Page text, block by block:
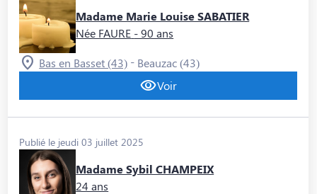
Madame Marie Louise SABATIER
Née FAURE - 90 ans
Bas en Basset (43) - Beauzac (43)
Voir
Publié le jeudi 03 juillet 2025
Madame Sybil CHAMPEIX
24 ans